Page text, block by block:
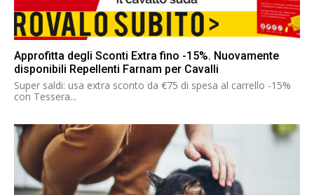
Approfitta degli Sconti Extra fino -15%. Nuovamente
disponibili Repellenti Farnam per Cavalli
Super saldi: usa extra sconto da €75 di spesa al carrello -15%
con Tessera...